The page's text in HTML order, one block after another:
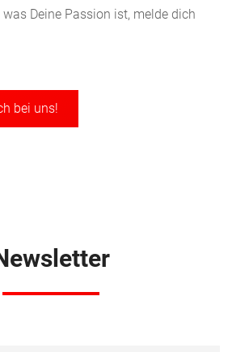
Deine Passion ist, melde dich
bei uns!